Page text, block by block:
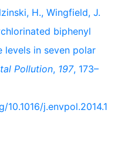
H., Wingfield, J.
biphenyl
in seven polar
Pollution, 197, 173–
j.envpol.2014.1